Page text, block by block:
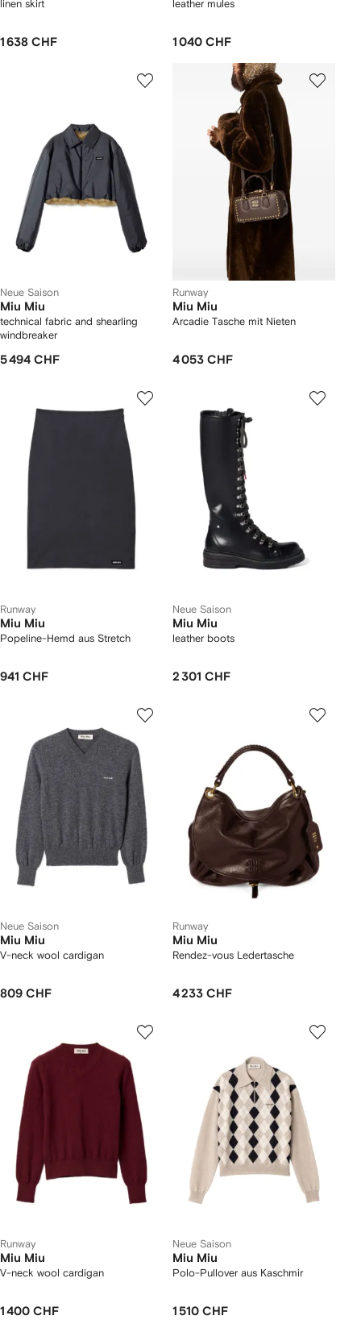
linen skirt
1 638 CHF
leather mules
1 040 CHF
Neue Saison
Miu Miu
technical fabric and shearling
windbreaker
5 494 CHF
Runway
Miu Miu
Arcadie Tasche mit Nieten
4 053 CHF
Runway
Miu Miu
Popeline-Hemd aus Stretch
941 CHF
Neue Saison
Miu Miu
leather boots
2 301 CHF
Neue Saison
Miu Miu
V-neck wool cardigan
809 CHF
Runway
Miu Miu
Rendez-vous Ledertasche
4 233 CHF
Runway
Miu Miu
V-neck wool cardigan
1 400 CHF
Neue Saison
Miu Miu
Polo-Pullover aus Kaschmir
1 510 CHF